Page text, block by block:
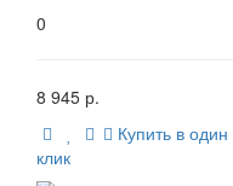
0
8 945 р.
Купить в один
клик